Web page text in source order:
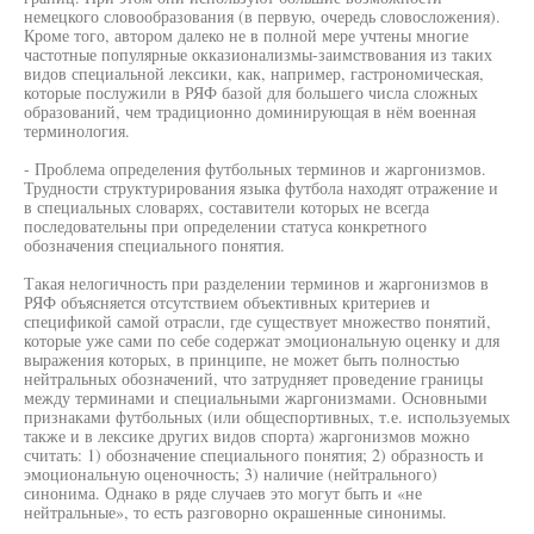
немецкого словообразования (в первую, очередь словосложения).
Кроме того, автором далеко не в полной мере учтены многие
частотные популярные окказионализмы-заимствования из таких
видов специальной лексики, как, например, гастрономическая,
которые послужили в РЯФ базой для большего числа сложных
образований, чем традиционно доминирующая в нём военная
терминология.
- Проблема определения футбольных терминов и жаргонизмов.
Трудности структурирования языка футбола находят отражение и
в специальных словарях, составители которых не всегда
последовательны при определении статуса конкретного
обозначения специального понятия.
Такая нелогичность при разделении терминов и жаргонизмов в
РЯФ объясняется отсутствием объективных критериев и
спецификой самой отрасли, где существует множество понятий,
которые уже сами по себе содержат эмоциональную оценку и для
выражения которых, в принципе, не может быть полностью
нейтральных обозначений, что затрудняет проведение границы
между терминами и специальными жаргонизмами. Основными
признаками футбольных (или общеспортивных, т.е. используемых
также и в лексике других видов спорта) жаргонизмов можно
считать: 1) обозначение специального понятия; 2) образность и
эмоциональную оценочность; 3) наличие (нейтрального)
синонима. Однако в ряде случаев это могут быть и «не
нейтральные», то есть разговорно окрашенные синонимы.